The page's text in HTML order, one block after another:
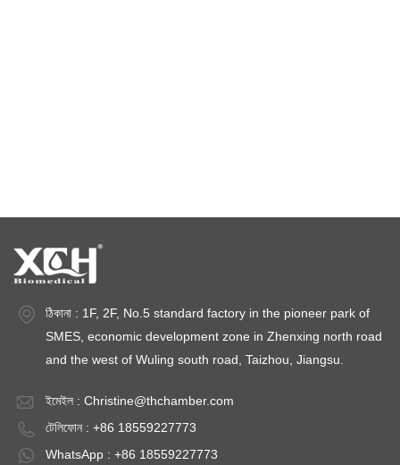
ঠিকানা : 1F, 2F, No.5 standard factory in the pioneer park of
SMES, economic development zone in Zhenxing north road
and the west of Wuling south road, Taizhou, Jiangsu.
ইমেইল : Christine@thchamber.com
টেলিফোন : +86 18559227773
WhatsApp : +86 18559227773